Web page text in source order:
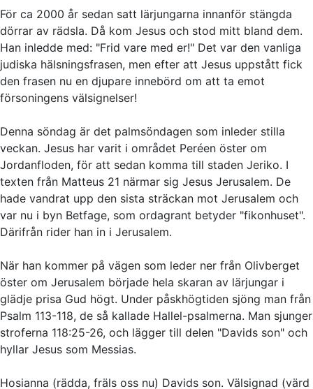
För ca 2000 år sedan satt lärjungarna innanför stängda
dörrar av rädsla. Då kom Jesus och stod mitt bland dem.
Han inledde med: "Frid vare med er!" Det var den vanliga
judiska hälsningsfrasen, men efter att Jesus uppstått fick
den frasen nu en djupare innebörd om att ta emot
försoningens välsignelser!
Denna söndag är det palmsöndagen som inleder stilla
veckan. Jesus har varit i området Peréen öster om
Jordanfloden, för att sedan komma till staden Jeriko. I
texten från Matteus 21 närmar sig Jesus Jerusalem. De
hade vandrat upp den sista sträckan mot Jerusalem och
var nu i byn Betfage, som ordagrant betyder "fikonhuset".
Därifrån rider han in i Jerusalem.
När han kommer på vägen som leder ner från Olivberget
öster om Jerusalem började hela skaran av lärjungar i
glädje prisa Gud högt. Under påskhögtiden sjöng man från
Psalm 113-118, de så kallade Hallel-psalmerna. Man sjunger
stroferna 118:25-26, och lägger till delen "Davids son" och
hyllar Jesus som Messias.
Hosianna (rädda, fräls oss nu) Davids son. Välsignad (värd